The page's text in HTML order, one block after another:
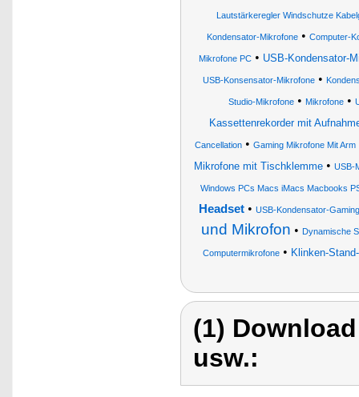
Lautstärkeregler Windschutze
Kondensator-Mikrofone• Computer-
Mikrofone PC• USB-Kondensator-
USB-Konsensator-Mikrofone •
Studio-Mikrofone • Mikrofone •
Kassettenrekorder mit
Cancellation• Gaming Mikrofone Mit Arm
Mikrofone mit Tischklemme• USB-
Windows PCs Macs iMacs Macbooks
Headset • USB-Kondensator-
und Mikrofon • Dynamische
Computermikrofone • Klinken-
(1)
usw.: